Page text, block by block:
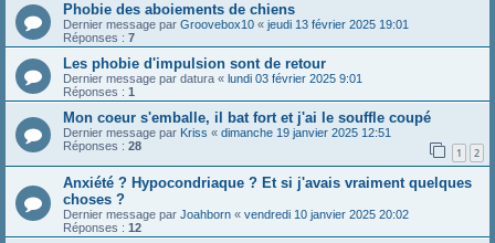
Phobie des aboiements de chiens
Dernier message par Groovebox10 « jeudi 13 février 2025 19:01
Réponses : 7
Les phobie d'impulsion sont de retour
Dernier message par datura « lundi 03 février 2025 9:01
Réponses : 1
Mon coeur s'emballe, il bat fort et j'ai le souffle coupé
Dernier message par Kriss « dimanche 19 janvier 2025 12:51
Réponses : 28 1 2
Anxiété ? Hypocondriaque ? Et si j'avais vraiment quelques
choses ?
Dernier message par Joahborn « vendredi 10 janvier 2025 20:02
Réponses : 12